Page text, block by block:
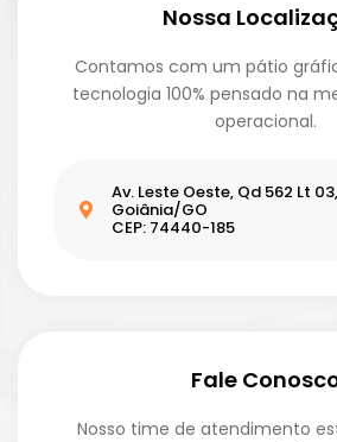
Nossa
Contamos com um pátio
tecnologia 100% pensado na
operacional.
Av. Leste Oeste, Qd 562 Lt
Goiânia/GO
CEP: 74440-185
Fale
Nosso time de atendimento